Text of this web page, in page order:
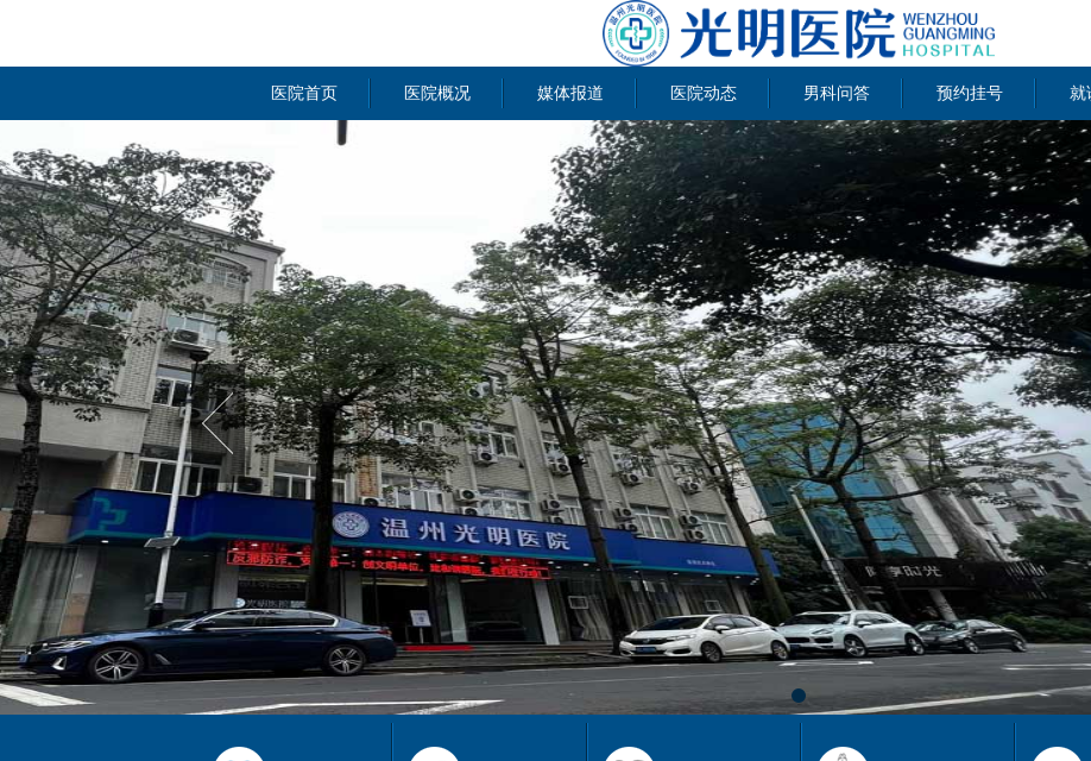
医院首页 医院概况 媒体报道 医院动态 男科问答 预约挂号 就